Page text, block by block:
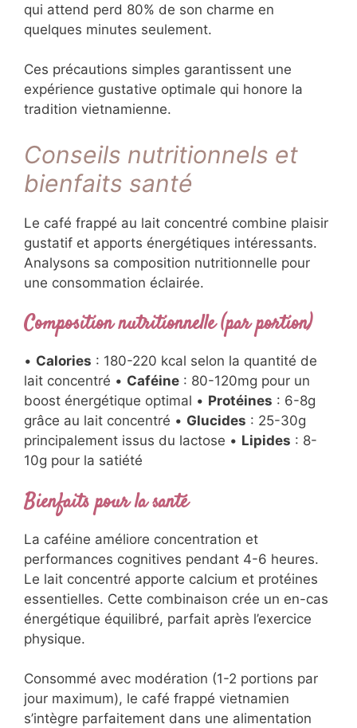
qui attend perd 80% de son charme en
quelques minutes seulement.
Ces précautions simples garantissent une
expérience gustative optimale qui honore la
tradition vietnamienne.
Conseils nutritionnels et
bienfaits santé
Le café frappé au lait concentré combine plaisir
gustatif et apports énergétiques intéressants.
Analysons sa composition nutritionnelle pour
une consommation éclairée.
Composition nutritionnelle (par portion)
• Calories : 180-220 kcal selon la quantité de
lait concentré • Caféine : 80-120mg pour un
boost énergétique optimal • Protéines : 6-8g
grâce au lait concentré • Glucides : 25-30g
principalement issus du lactose • Lipides : 8-
10g pour la satiété
Bienfaits pour la santé
La caféine améliore concentration et
performances cognitives pendant 4-6 heures.
Le lait concentré apporte calcium et protéines
essentielles. Cette combinaison crée un en-cas
énergétique équilibré, parfait après l’exercice
physique.
Consommé avec modération (1-2 portions par
jour maximum), le café frappé vietnamien
s’intègre parfaitement dans une alimentation